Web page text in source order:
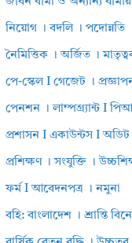
নিয়োগ । বদলি । পদোন্নতি ।
নৈমিত্তিক । অর্জিত ।
পে-স্কেল I গেজেট ।
পেনশন । লাম্পগ্র্যান্ট I
প্রশাসন I একাউন্টস I
প্রশিক্ষণ । সংযুক্তি ।
ফর্ম I আবেদনপত্র । নমুনা
বহি: বাংলাদেশ । শ্রান্তি